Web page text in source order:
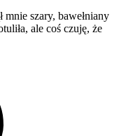
szary, bawełniany
ale coś czuję, że